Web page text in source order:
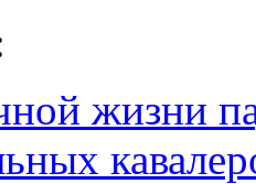
жизни